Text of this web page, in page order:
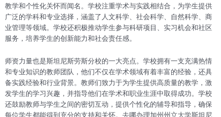
教学和个性化关怀而闻名。学校注重学术与实践相结合，为学生提供
广泛的学科和专业选择，涵盖了人文科学、社会科学、自然科学、商
业管理等领域。学校还积极推动学生参与科研项目、实习机会和社区
服务，培养学生的创新能力和社会责任感。
师资力量也是斯坦尼斯劳斯分校的一大亮点。学校拥有一支充满热情
和专业知识的教师团队，他们不仅在学术领域有着丰富的经验，还具
备实践经验和行业背景。教师们致力于为学生提供高质量的教学，激
发学生的学习兴趣，并指导他们在学术和职业生涯中取得成功。学校
还鼓励教师与学生之间的密切互动，提供个性化的辅导和指导，确保
每位学生都能得到充分的支持和关怀。去哪办理加州州立大学斯坦尼